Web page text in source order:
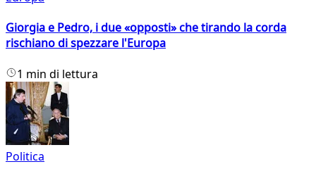
Giorgia e Pedro, i due «opposti» che tirando la corda
rischiano di spezzare l'Europa
1 min di lettura
Politica